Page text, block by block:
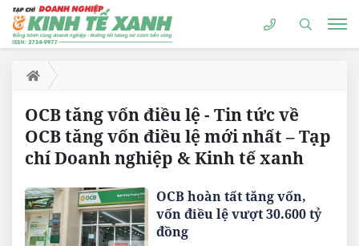
OCB tăng vốn điều lệ - Tin tức về
OCB tăng vốn điều lệ mới nhất – Tạp
chí Doanh nghiệp & Kinh tế xanh
OCB hoàn tất tăng vốn,
vốn điều lệ vượt 30.600 tỷ
đồng